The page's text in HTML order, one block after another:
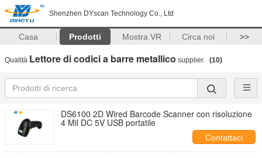
Shenzhen DYscan Technology Co., Ltd
Casa Prodotti Mostra VR Circa noi >>
Qualità Lettore di codici a barre metallico supplier. (10)
DS6100 2D Wired Barcode Scanner con risoluzione
4 Mil DC 5V USB portatile
Contattaci